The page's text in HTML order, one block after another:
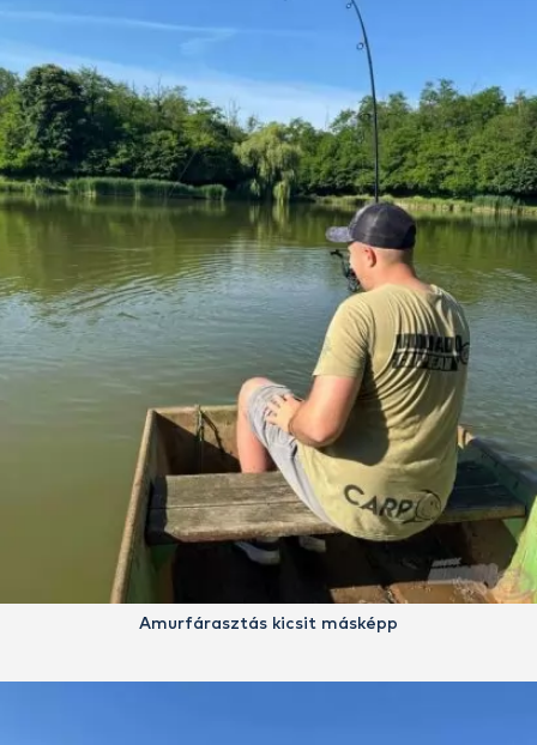
Amurfárasztás kicsit másképp